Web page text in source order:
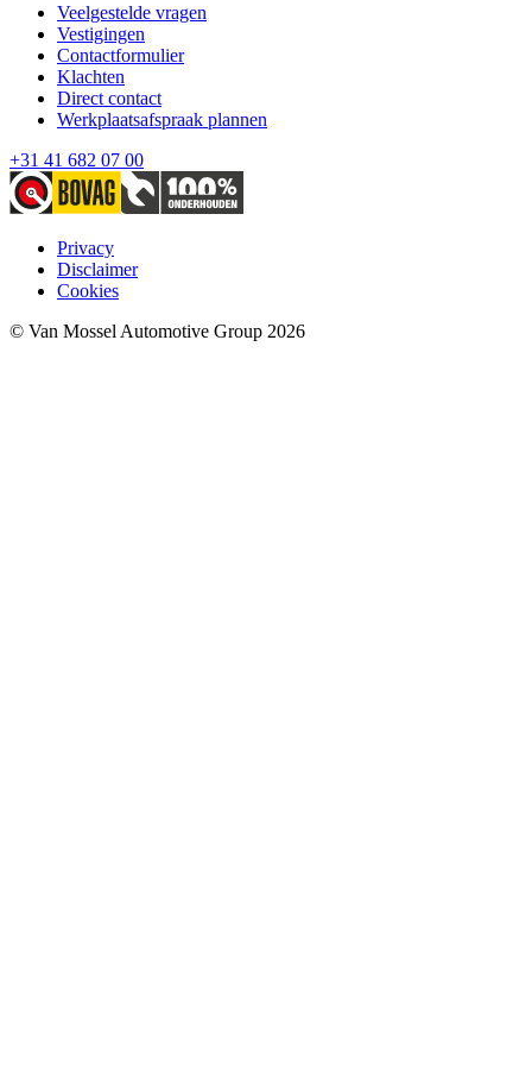
Veelgestelde vragen
Vestigingen
Contactformulier
Klachten
Direct contact
Werkplaatsafspraak plannen
+31 41 682 07 00
Privacy
Disclaimer
Cookies
© Van Mossel Automotive Group 2026